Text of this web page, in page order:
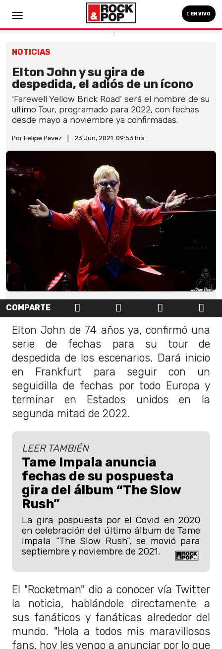
EN VIVO
NOTICIAS
Elton John y su gira de
despedida, el adiós de un ícono
‘Farewell Yellow Brick Road’ será el nombre de su
ultimo Tour, programado para 2022, con fechas
desde mayo a noviembre ya confirmadas.
Por Felipe Pavez 23 Jun, 2021. 09:53 hrs
COMPARTE
Elton John de 74 años ya, confirmó una
serie de fechas para su tour de
despedida de los escenarios. Dará inicio
en Frankfurt para seguir con un
seguidilla de fechas por todo Europa y
terminar en Estados unidos en la
segunda mitad de 2022.
LEER TAMBIÉN
Tame Impala anuncia
fechas de su pospuesta
gira del álbum “The Slow
Rush”
La gira pospuesta por el Covid en 2020
en celebración del último álbum de Tame
Impala “The Slow Rush”, se movió para
septiembre y noviembre de 2021.
El "Rocketman" dio a conocer vía Twitter
la noticia, hablándole directamente a
sus fanáticos y fanáticas alrededor del
mundo. "Hola a todos mis maravillosos
fans, hoy les vengo a anunciar por lo que